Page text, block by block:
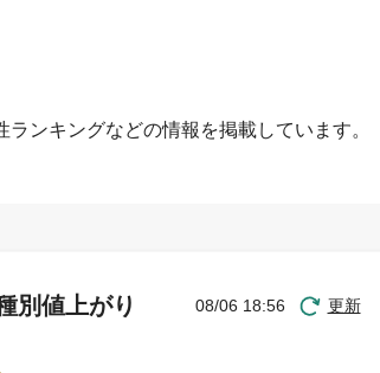
ンキングなどの情報を掲載しています。